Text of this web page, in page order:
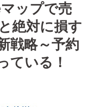
ップで売
絶対に損す
戦略～予約
ている！